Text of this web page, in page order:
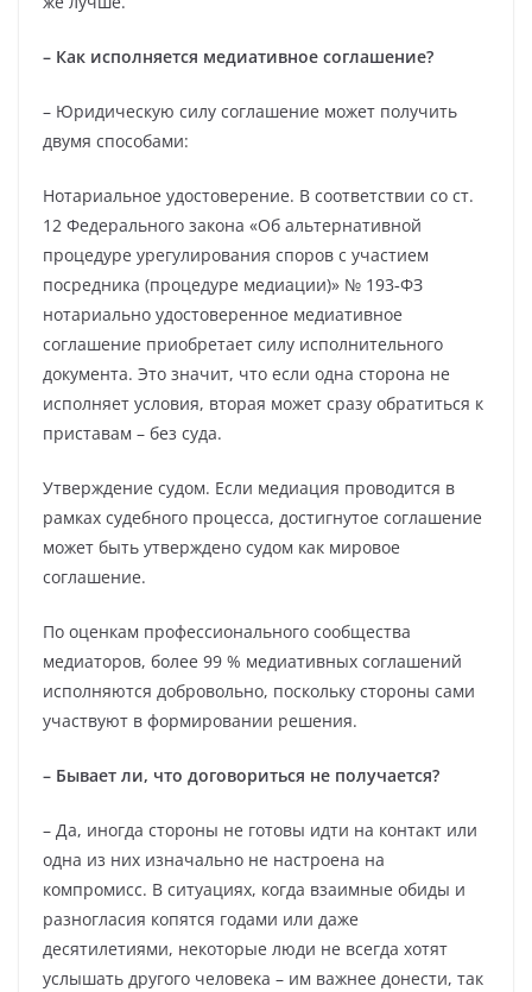
– Как исполняется медиативное соглашение?
– Юридическую силу соглашение может получить
двумя способами:
Нотариальное удостоверение. В соответствии со ст.
12 Федерального закона «Об альтернативной
процедуре урегулирования споров с участием
посредника (процедуре медиации)» № 193‑ФЗ
нотариально удостоверенное медиативное
соглашение приобретает силу исполнительного
документа. Это значит, что если одна сторона не
исполняет условия, вторая может сразу обратиться к
приставам – без суда.
Утверждение судом. Если медиация проводится в
рамках судебного процесса, достигнутое соглашение
может быть утверждено судом как мировое
соглашение.
По оценкам профессионального сообщества
медиаторов, более 99 % медиативных соглашений
исполняются добровольно, поскольку стороны сами
участвуют в формировании решения.
– Бывает ли, что договориться не получается?
– Да, иногда стороны не готовы идти на контакт или
одна из них изначально не настроена на
компромисс. В ситуациях, когда взаимные обиды и
разногласия копятся годами или даже
десятилетиями, некоторые люди не всегда хотят
услышать другого человека – им важнее донести, так